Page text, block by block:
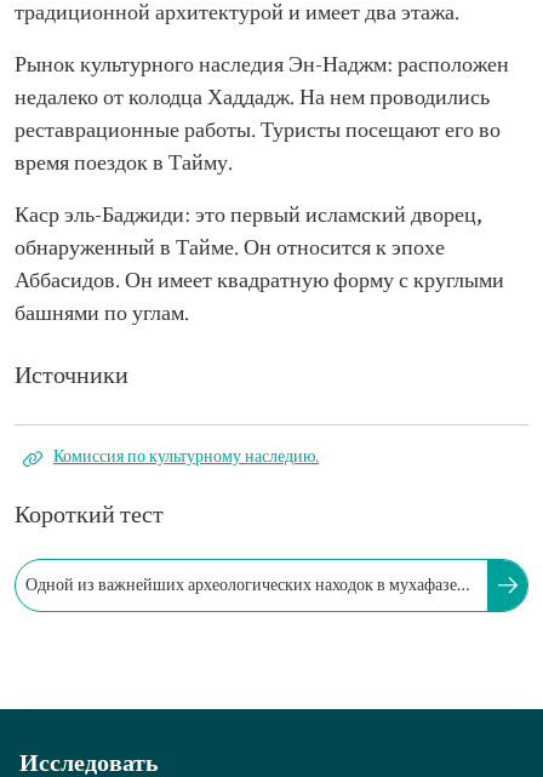
традиционной архитектурой и имеет два этажа.
Рынок культурного наследия Эн-Наджм: расположен
недалеко от колодца Хаддадж. На нем проводились
реставрационные работы. Туристы посещают его во
время поездок в Тайму.
Каср эль-Баджиди: это первый исламский дворец,
обнаруженный в Тайме. Он относится к эпохе
Аббасидов. Он имеет квадратную форму с круглыми
башнями по углам.
Источники
Комиссия по культурному наследию.
Короткий тест
Одной из важнейших археологических находок в мухафазе
Исследовать